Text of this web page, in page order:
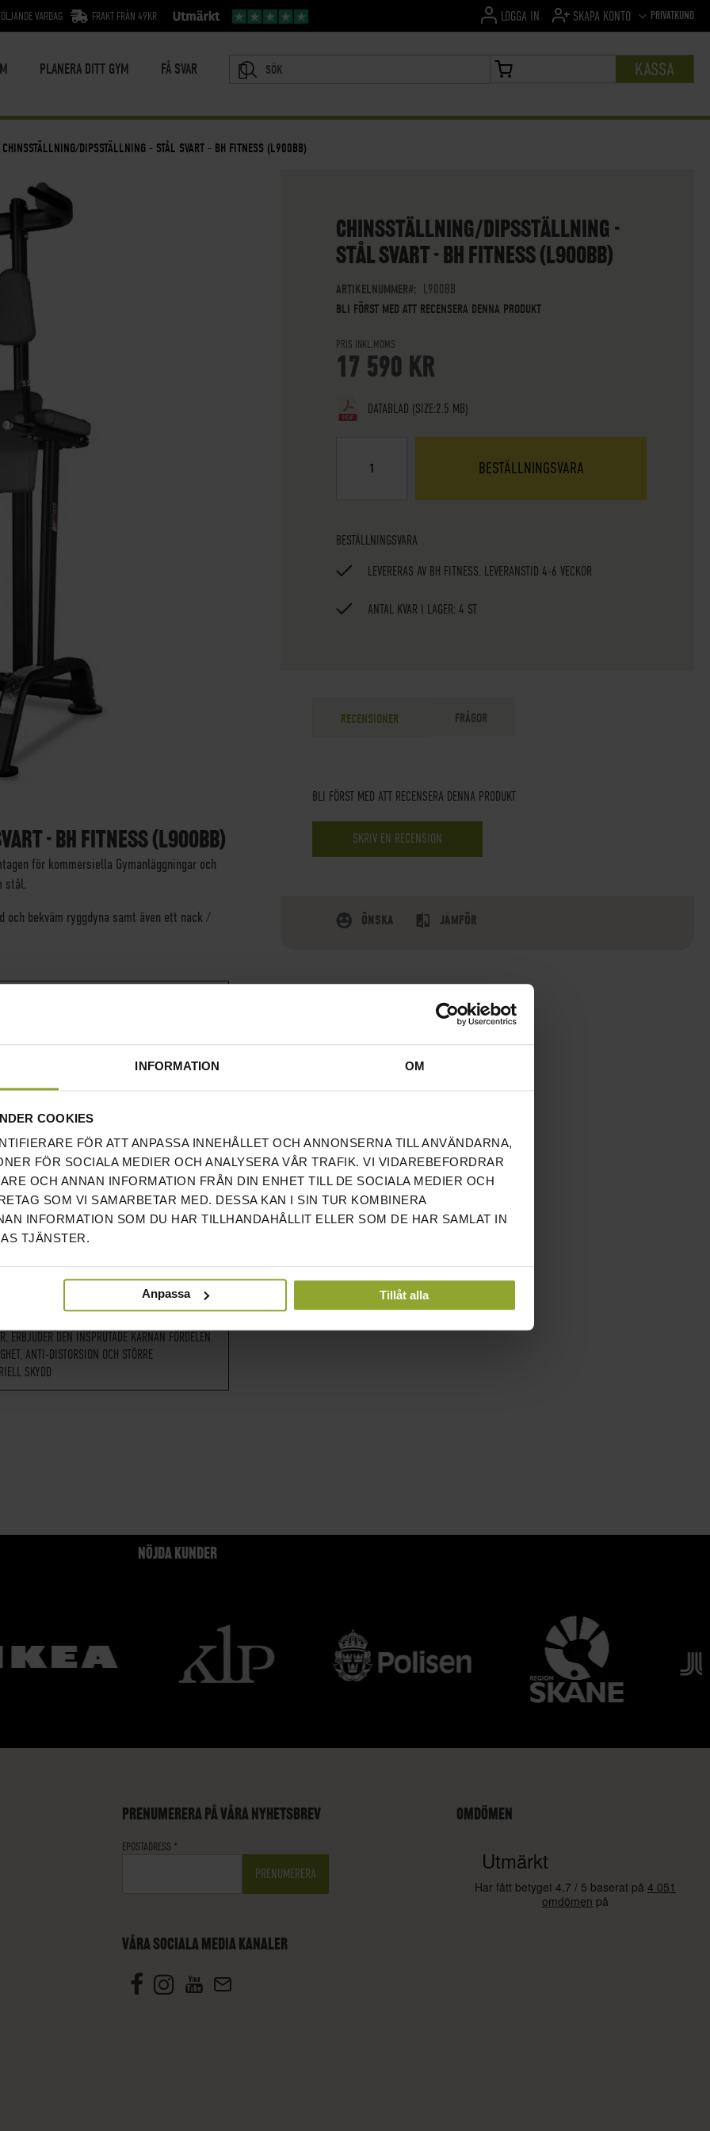
INFORMATION OM
COOKIES
FÖR ATT ANPASSA INNEHÅLLET OCH ANNONSERNA TILL ANVÄNDARNA,
FÖR SOCIALA MEDIER OCH ANALYSERA VÅR TRAFIK. VI VIDAREBEFORDRAR
OCH ANNAN INFORMATION FRÅN DIN ENHET TILL DE SOCIALA MEDIER OCH
SOM VI SAMARBETAR MED. DESSA KAN I SIN TUR KOMBINERA
INFORMATION SOM DU HAR TILLHANDAHÅLLIT ELLER SOM DE HAR SAMLAT IN
TJÄNSTER.
Anpassa Tillåt alla
SPRÅKPRIVATKUND
LOGGA IN SKAPA KONTO
VARDAG FRAKT FRÅN 49KR
PLANERA DITT GYM FÅ SVAR MIN VARUKORG KASSA
CHINSSTÄLLNING/DIPSSTÄLLNING - STÅL SVART - BH FITNESS (L900BB)
CHINSSTÄLLNING/DIPSSTÄLLNING -
STÅL SVART - BH FITNESS (L900BB)
ARTIKELNUMMER
L900BB
BLI FÖRST MED ATT RECENSERA DENNA PRODUKT
PRIS INKL.MOMS
17 590 KR
DATABLAD (SIZE:2.5 MB)
BESTÄLLNINGSVARA
BESTÄLLNINGSVARA
LEVERERAS AV BH FITNESS, LEVERANSTID 4-6 VECKOR
ANTAL KVAR I LAGER: 4 ST
RECENSIONER
BLI FÖRST MED ATT RECENSERA DENNA PRODUKT
SKRIV EN RECENSION
FRÅGOR
ÖNSKA JÄMFÖR
- BH FITNESS (L900BB)
för kommersiella Gymanläggningar och
stål.
och bekväm ryggdyna samt även ett nack /
ATT FOTEN GLIDER
ERBJUDER DEN INSPRUTADE KÄRNAN FÖRDELEN
ANTI-DISTORSION OCH STÖRRE
SKYDD
NÖJDA KUNDER
PRENUMERERA PÅ VÅRA NYHETSBREV
EPOSTADRESS *
VÅRA SOCIALA MEDIA KANALER
OMDÖMEN